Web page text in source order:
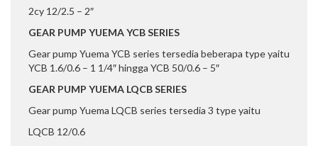
2cy 12/2.5 – 2″
GEAR PUMP YUEMA YCB SERIES
Gear pump Yuema YCB series tersedia beberapa type yaitu
YCB 1.6/0.6 – 1 1/4″ hingga YCB 50/0.6 – 5″
GEAR PUMP YUEMA LQCB SERIES
Gear pump Yuema LQCB series tersedia 3 type yaitu
LQCB 12/0.6